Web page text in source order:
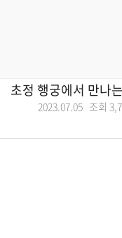
초정 행궁에서 만나
2023.07.05 조회